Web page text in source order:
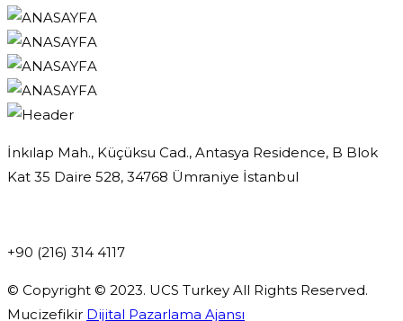
İnkılap Mah., Küçüksu Cad., Antasya Residence, B Blok
Kat 35 Daire 528, 34768 Ümraniye İstanbul
+90 (216) 314 4117
© Copyright © 2023. UCS Turkey All Rights Reserved.
Mucizefikir Dijital Pazarlama Ajansı